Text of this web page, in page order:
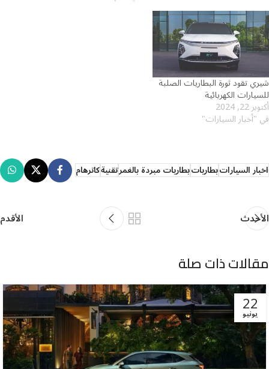
شيري تقود ثورة البطاريات الصلبة
للسيارات الكهربائية
أكتوبر 22, 2024
في "أخبار السيارات"
اخبار السياراتبطارياتبطاريات مبردة بالغمرتقنيةكاترهام
الأحدث الأقدم
مقالات ذات صلة
22
يونيو